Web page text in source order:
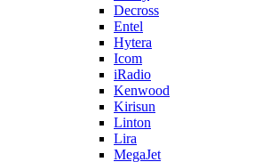
Decross
Entel
Hytera
Icom
iRadio
Kenwood
Kirisun
Linton
Lira
MegaJet